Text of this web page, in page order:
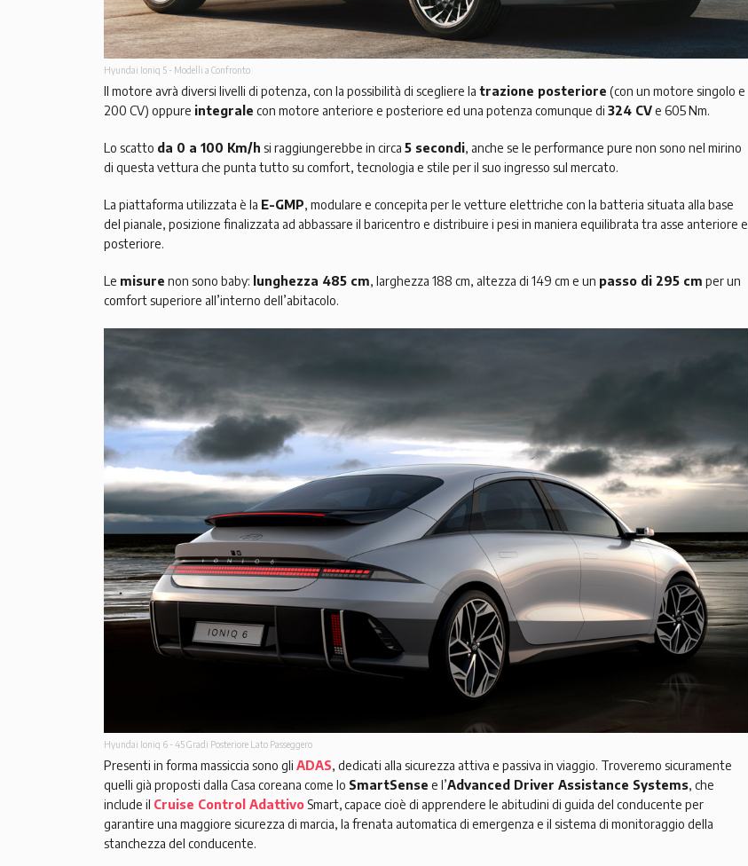
Hyundai Ioniq 5 - Modelli a Confronto
Il motore avrà diversi livelli di potenza, con la possibilità di scegliere la trazione posteriore (con un motore singolo e
200 CV) oppure integrale con motore anteriore e posteriore ed una potenza comunque di 324 CVe 605 Nm.
Lo scatto da 0 a 100 Km/h si raggiungerebbe in circa 5 secondi, anche se le performance pure non sono nel mirino
di questa vettura che punta tutto su comfort, tecnologia e stile per il suo ingresso sul mercato.
La piattaforma utilizzata è la E-GMP, modulare e concepita per le vetture elettriche con la batteria situata alla base
del pianale, posizione finalizzata ad abbassare il baricentro e distribuire i pesi in maniera equilibrata tra asse anteriore e
posteriore.
Le misure non sono baby: lunghezza 485 cm, larghezza 188 cm, altezza di 149 cm e un passo di 295 cm per un
comfort superiore all’interno dell’abitacolo.
Hyundai Ioniq 6 - 45 Gradi Posteriore Lato Passeggero
Presenti in forma massiccia sono gli ADAS, dedicati alla sicurezza attiva e passiva in viaggio. Troveremo sicuramente
quelli già proposti dalla Casa coreana come lo SmartSense e l’Advanced Driver Assistance Systems, che
include il Cruise Control Adattivo Smart, capace cioè di apprendere le abitudini di guida del conducente per
garantire una maggiore sicurezza di marcia, la frenata automatica di emergenza e il sistema di monitoraggio della
stanchezza del conducente.